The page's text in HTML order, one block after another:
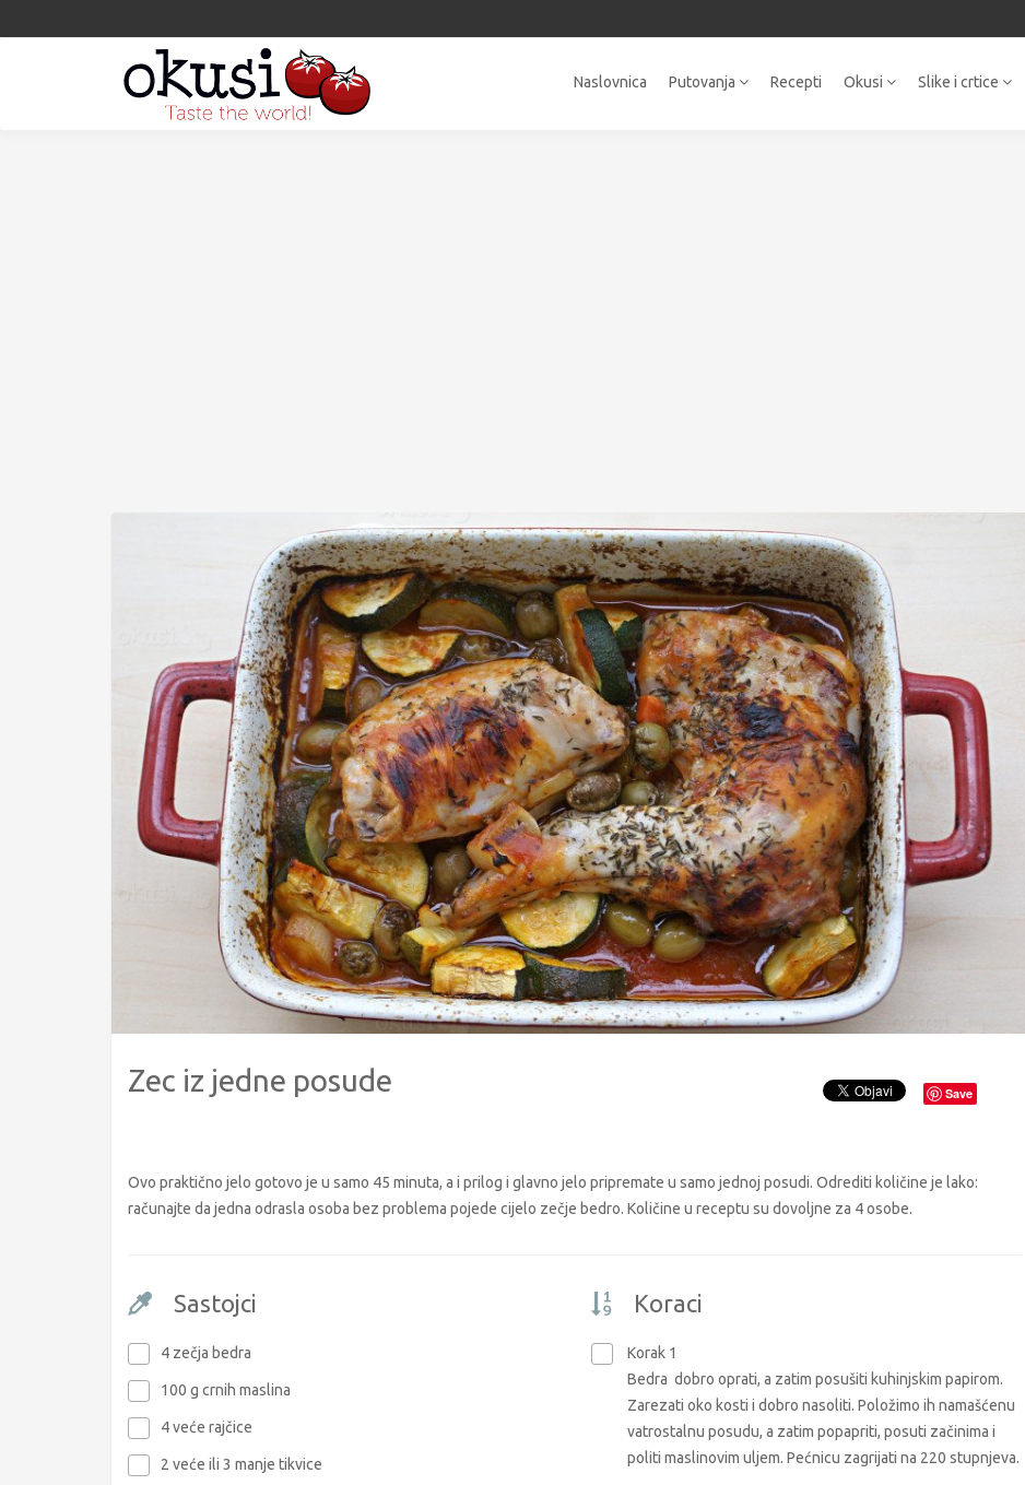
Naslovnica Putovanja Recepti Okusi Slike i crtice
Zec iz jedne posude Save
Ovo praktično jelo gotovo je u samo 45 minuta, a i prilog i glavno jelo pripremate u samo jednoj posudi. Odrediti količine je lako:
računajte da jedna odrasla osoba bez problema pojede cijelo zečje bedro. Količine u receptu su dovoljne za 4 osobe.
Sastojci
4 zečja bedra
100 g crnih maslina
4 veće rajčice
2 veće ili 3 manje tikvice
Koraci
Korak 1
Bedra dobro oprati, a zatim posušiti kuhinjskim papirom.
Zarezati oko kosti i dobro nasoliti. Položimo ih namašćenu
vatrostalnu posudu, a zatim popapriti, posuti začinima i
politi maslinovim uljem. Pećnicu zagrijati na 220 stupnjeva.